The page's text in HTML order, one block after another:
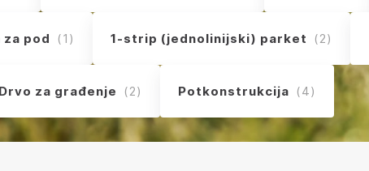
za pod (1) 1-strip (jednolinijski) parket (2)
Drvo za građenje (2) Potkonstrukcija (4)